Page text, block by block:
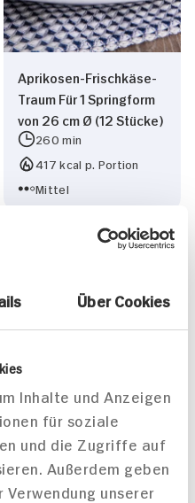
Über Cookies
Inhalte und Anzeigen
für soziale
und die Zugriffe auf
Außerdem geben
unserer
Aprikosen-Frischkäse-
Traum Für 1 Springform
von 26 cm Ø (12 Stücke)
260 min
417 kcal p. Portion
Mittel